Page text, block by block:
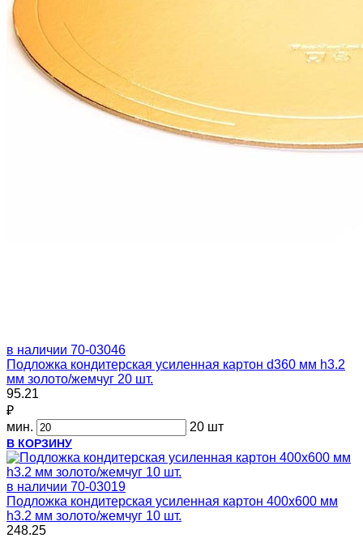
в наличии 70-03046
Подложка кондитерская усиленная картон d360 мм h3.2
мм золото/жемчуг 20 шт.
95.21
₽
мин.
20 шт
В КОРЗИНУ
в наличии 70-03019
Подложка кондитерская усиленная картон 400х600 мм
h3.2 мм золото/жемчуг 10 шт.
248.25